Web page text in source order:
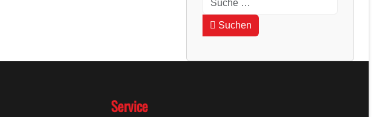
Type 2 or more characters for
Suchen
Service